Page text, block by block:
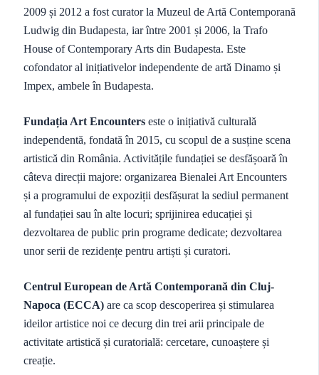
2009 și 2012 a fost curator la Muzeul de Artă Contemporană
Ludwig din Budapesta, iar între 2001 și 2006, la Trafo
House of Contemporary Arts din Budapesta. Este
cofondator al inițiativelor independente de artă Dinamo și
Impex, ambele în Budapesta.
Fundația Art Encounterseste o inițiativă culturală
independentă, fondată în 2015, cu scopul de a susține scena
artistică din România. Activitățile fundației se desfășoară în
câteva direcții majore: organizarea Bienalei Art Encounters
și a programului de expoziții desfășurat la sediul permanent
al fundației sau în alte locuri; sprijinirea educației și
dezvoltarea de public prin programe dedicate; dezvoltarea
unor serii de rezidențe pentru artiști și curatori.
Centrul European de Artă Contemporană din Cluj-
Napoca (ECCA)are ca scop descoperirea și stimularea
ideilor artistice noi ce decurg din trei arii principale de
activitate artistică și curatorială: cercetare, cunoaștere și
creație.